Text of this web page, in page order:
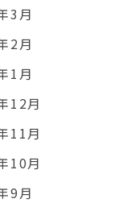
3月
2月
1月
12月
11月
10月
9月